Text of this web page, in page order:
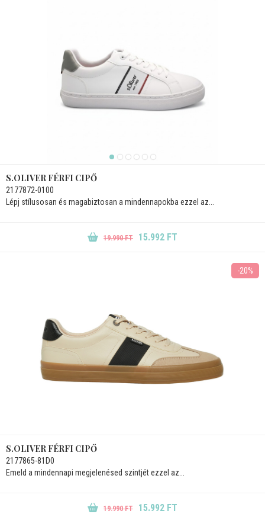
S.OLIVER FÉRFI CIPŐ
2177872-0100
Lépj stílusosan és magabiztosan a mindennapokba ezzel az...
19.990 FT 15.992 FT
-20%
S.OLIVER FÉRFI CIPŐ
2177865-81D0
Emeld a mindennapi megjelenésed szintjét ezzel az...
19.990 FT 15.992 FT